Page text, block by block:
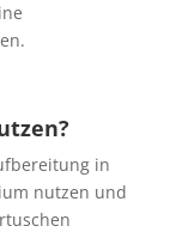
in
nutzen und